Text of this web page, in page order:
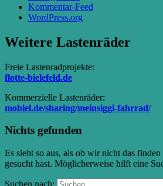
Kommentar-Feed
WordPress.org
Weitere Lastenräder
Freie Lastenradprojekte:
flotte-bielefeld.de
Kommerzielle Lastenräder:
mobiel.de/sharing/meinsiggi-fahrrad/
Nichts gefunden
Es sieht so aus, als ob wir nicht das
gesucht hast. Möglicherweise hilft eine